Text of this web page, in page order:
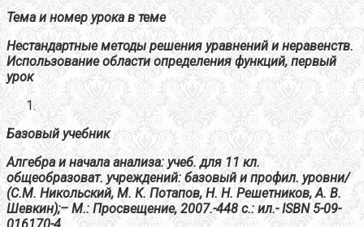
Тема и номер урока в теме
Нестандартные методы решения уравнений и неравенств.
Использование области определения функций, первый
урок
Базовый учебник
Алгебра и начала анализа: учеб. для 11 кл.
общеобразоват. учреждений: базовый и профил. уровни/
(С.М. Никольский, М. К. Потапов, Н. Н. Решетников, А. В.
Шевкин);– М.: Просвещение, 2007.-448 с.: ил.- ISBN 5-09-